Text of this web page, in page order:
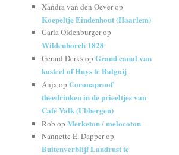
Xandra van den Oeverop
Koepeltje Eindenhout (Haarlem)
Carla Oldenburgerop
Wildenborch 1828
Gerard Derksop Grand canal van
kasteel of Huys te Balgoij
Anjaop Coronaproof
theedrinken in de prieeltjes van
Café Valk (Ubbergen)
Rob op Merketon / melocoton
Nannette E. Dapperop
Buitenverblijf Landrust te